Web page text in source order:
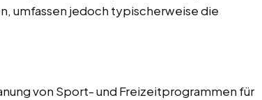
umfassen jedoch typischerweise die
von Sport- und Freizeitprogrammen für